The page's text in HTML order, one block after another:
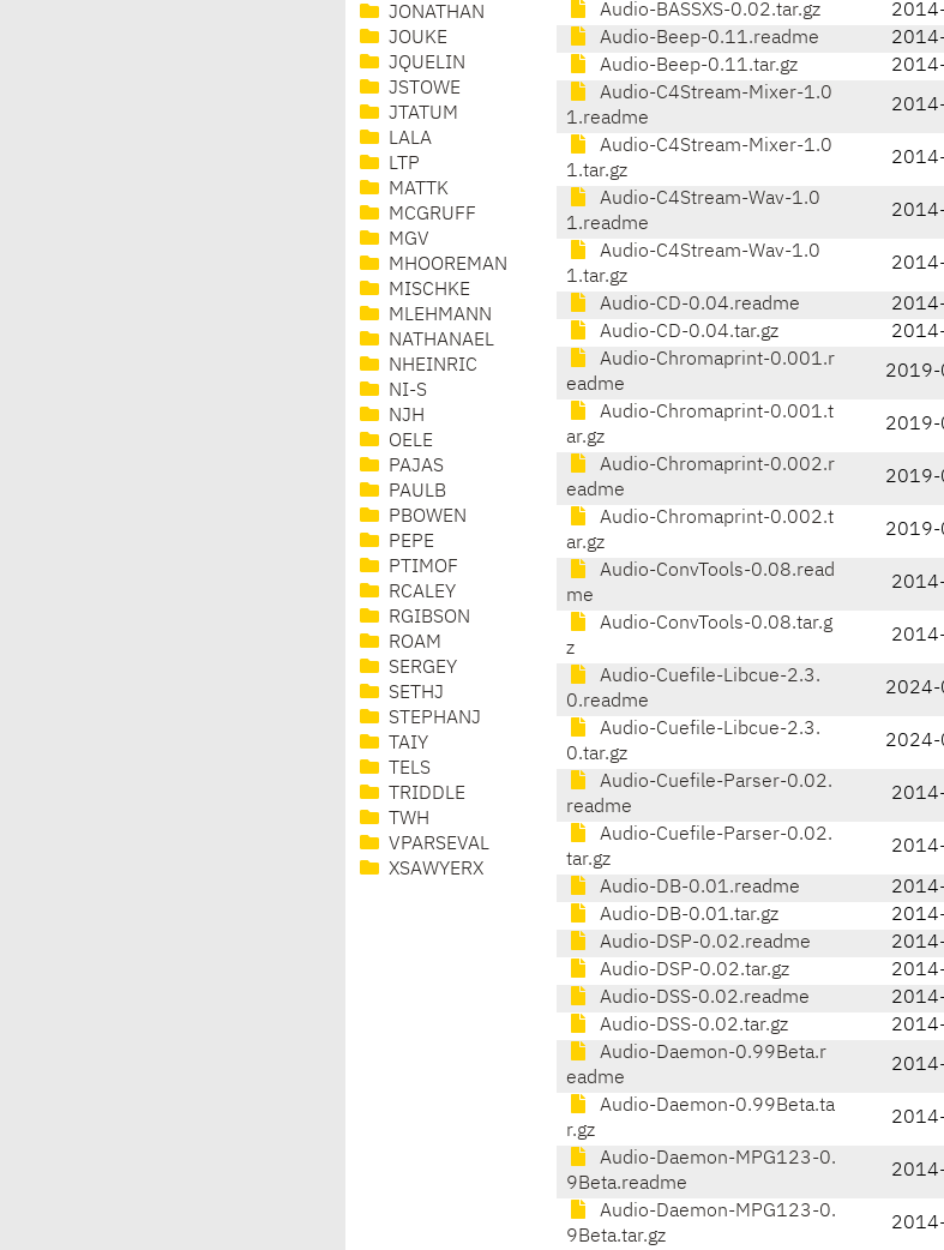
JONATHAN
JOUKE
JQUELIN
JSTOWE
JTATUM
LALA
LTP
MATTK
MCGRUFF
MGV
MHOOREMAN
MISCHKE
MLEHMANN
NATHANAEL
NHEINRIC
NI-S
NJH
OELE
PAJAS
PAULB
PBOWEN
PEPE
PTIMOF
RCALEY
RGIBSON
ROAM
SERGEY
SETHJ
STEPHANJ
TAIY
TELS
TRIDDLE
TWH
VPARSEVAL
XSAWYERX
Audio-BASSXS-0.02.tar.gz
Audio-Beep-0.11.readme
Audio-Beep-0.11.tar.gz
Audio-C4Stream-Mixer-1.0
1.readme
Audio-C4Stream-Mixer-1.0
1.tar.gz
Audio-C4Stream-Wav-1.0
1.readme
Audio-C4Stream-Wav-1.0
1.tar.gz
Audio-CD-0.04.readme
Audio-CD-0.04.tar.gz
Audio-Chromaprint-0.001.r
eadme
2019-
Audio-Chromaprint-0.001.t
ar.gz
2019-
Audio-Chromaprint-0.002.r
eadme
2019-
Audio-Chromaprint-0.002.t
ar.gz
2019-
Audio-ConvTools-0.08.read
me
Audio-ConvTools-0.08.tar.g
z
Audio-Cuefile-Libcue-2.3.
0.readme
2024-
Audio-Cuefile-Libcue-2.3.
0.tar.gz
2024-
Audio-Cuefile-Parser-0.02.
readme
Audio-Cuefile-Parser-0.02.
tar.gz
Audio-DB-0.01.readme
Audio-DB-0.01.tar.gz
Audio-DSP-0.02.readme
Audio-DSP-0.02.tar.gz
Audio-DSS-0.02.readme
Audio-DSS-0.02.tar.gz
Audio-Daemon-0.99Beta.r
eadme
Audio-Daemon-0.99Beta.ta
r.gz
Audio-Daemon-MPG123-0.
9Beta.readme
Audio-Daemon-MPG123-0.
9Beta.tar.gz